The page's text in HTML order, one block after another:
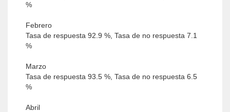
%
Febrero
Tasa de respuesta 92.9 %, Tasa de no respuesta 7.1
%
Marzo
Tasa de respuesta 93.5 %, Tasa de no respuesta 6.5
%
Abril